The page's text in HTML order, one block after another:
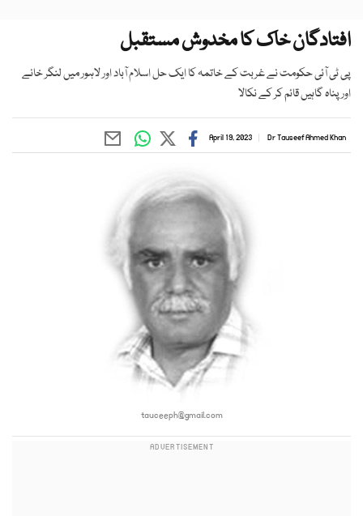
افتادگان خاک کا مخدوش مستقبل
پی ٹی آئی حکومت نے غربت کے خاتمہ کا ایک حل اسلام آباد اور لاہور میں لنگر خانے
اور پناہ گاہیں قائم کر کے نکالا
Dr Tauseef Ahmed Khan
April 19, 2023
tauceeph@gmail.com